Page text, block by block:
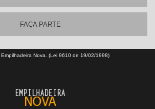
FAÇA PARTE
Nova. (Lei 9610 de 19/02/1998)